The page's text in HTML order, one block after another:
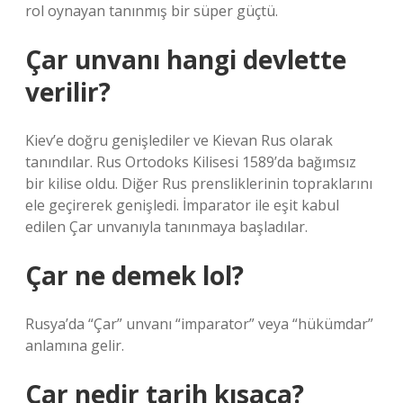
rol oynayan tanınmış bir süper güçtü.
Çar unvanı hangi devlette
verilir?
Kiev’e doğru genişlediler ve Kievan Rus olarak
tanındılar. Rus Ortodoks Kilisesi 1589’da bağımsız
bir kilise oldu. Diğer Rus prensliklerinin topraklarını
ele geçirerek genişledi. İmparator ile eşit kabul
edilen Çar unvanıyla tanınmaya başladılar.
Çar ne demek lol?
Rusya’da “Çar” unvanı “imparator” veya “hükümdar”
anlamına gelir.
Çar nedir tarih kısaca?